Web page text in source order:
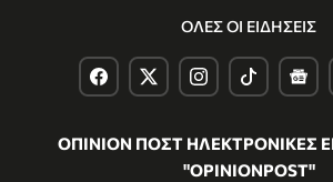
ΟΛΕΣ ΟΙ ΕΙΔΗΣΕΙΣ
ΟΠΙΝΙΟΝ ΠΟΣΤ ΗΛΕΚΤΡΟΝΙΚΕΣ
"OPINIONPOST"